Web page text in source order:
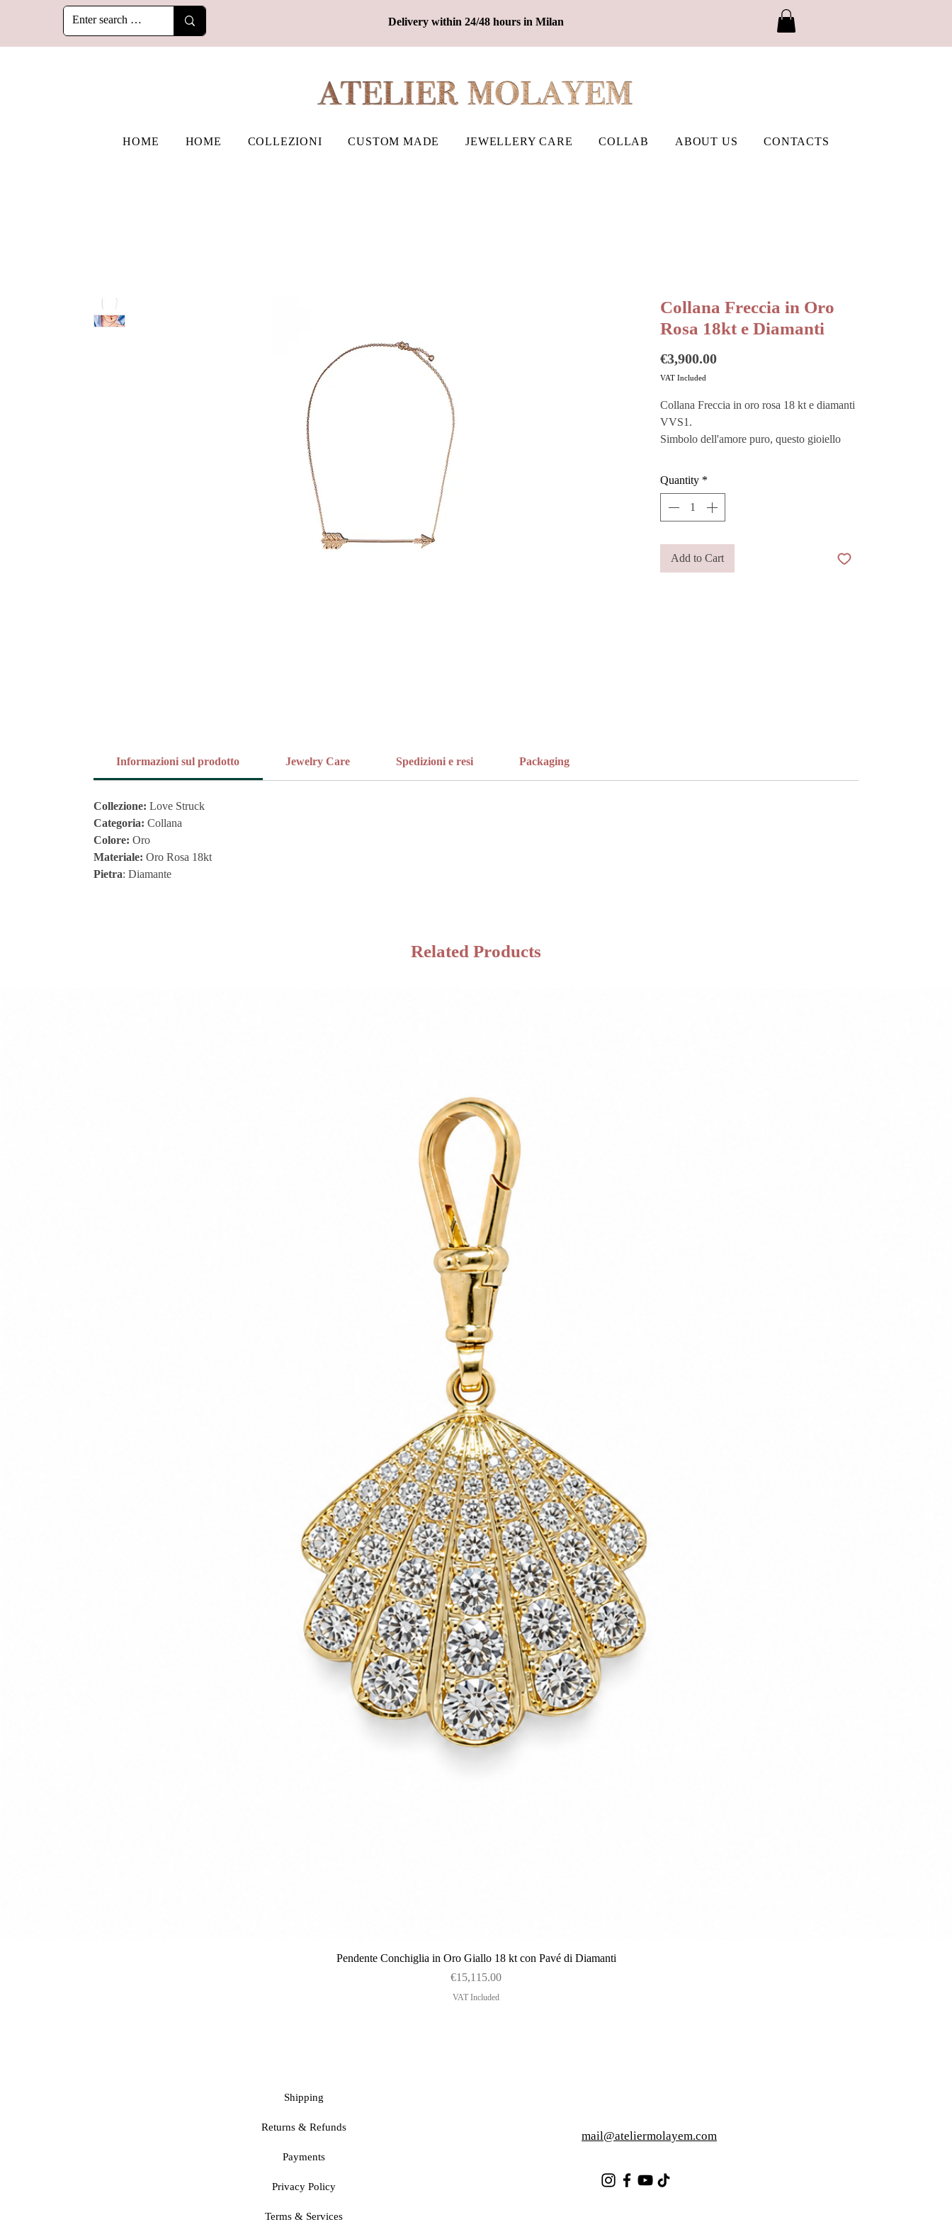
Delivery within 24/48 hours in Milan
HOME HOME COLLEZIONI CUSTOM MADE JEWELLERY CARE COLLAB ABOUT US CONTACTS
Collana Freccia in Oro
Rosa 18kt e Diamanti
€3,900.00Price
VAT Included
Collana Freccia in oro rosa 18 kt e diamanti
VVS1.
Simbolo dell'amore puro, questo gioiello
carico di passione e imprevedibilità. Ogni
diamante, selezionato con cura e precisione,
è incastonato a mano.
La lavorazione artigianale conferisce alla
collana una bellezza senza tempo, mentre il
design elegante e raffinato la rende perfetta
per ogni occasione speciale.
Quantity *
Add to Cart
Informazioni sul prodotto Jewelry Care Spedizioni e resi Packaging
Collezione: Love Struck
Categoria: Collana
Colore: Oro
Materiale: Oro Rosa 18kt
Pietra: Diamante
Related Products
Quick View
Pendente Conchiglia in Oro Giallo 18 kt con Pavé di Diamanti
Price
€15,115.00
VAT Included
Shipping
Returns & Refunds
Payments
Privacy Policy
Terms & Services
mail@ateliermolayem.com